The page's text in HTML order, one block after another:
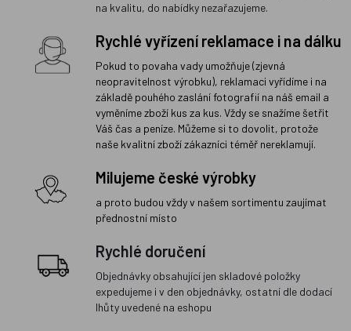
na kvalitu, do nabídky nezařazujeme.
Rychlé vyřízení reklamace i na dálku
Pokud to povaha vady umožňuje (zjevná
neopravitelnost výrobku), reklamaci vyřídíme i na
základě pouhého zaslání fotografií na náš email a
vyměníme zboží kus za kus. Vždy se snažíme šetřit
Váš čas a peníze. Můžeme si to dovolit, protože
naše kvalitní zboží zákazníci téměř nereklamují.
Milujeme české výrobky
a proto budou vždy v našem sortimentu zaujímat
přednostní místo
Rychlé doručení
Objednávky obsahující jen skladové položky
expedujeme i v den objednávky, ostatní dle dodací
lhůty uvedené na eshopu